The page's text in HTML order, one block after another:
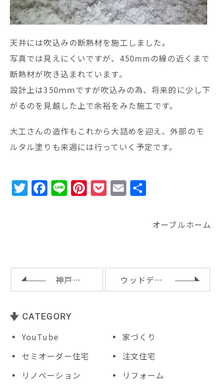
天井には吹込みの断熱材を施工しました。
写真では見えにくいですが、450mmの線の近くまで
断熱材が吹き込まれています。
設計上は350ｍｍですが吹込みの為、将来的に少し下
がるのを見越した上で余裕をみた施工です。
大工さんの造作もこれから大詰めを迎え、外部のモ
ルタル塗りも来週には行っていく予定です。
T
w
F
a
o
o
k
Li
n
Pi
n
st
P
o
t
E
m
オーブルホーム
神戸市北区ＫＭ様邸の地鎮祭 ウッドデッキとアプローチ土間の石敷き
CATEGORY
YouTube
家づくり
セミオーダー住宅
注文住宅
リノベーション
リフォーム